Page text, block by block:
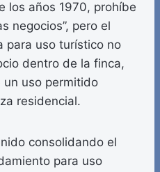
los años 1970, prohíbe
negocios”, pero el
para uso turístico no
dentro de la finca,
un uso permitido
residencial.
consolidando el
para uso